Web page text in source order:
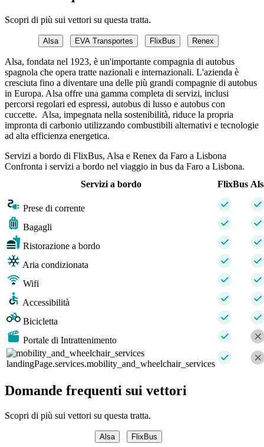
Scopri di più sui vettori su questa tratta.
Alsa EVA Transportes FlixBus Renex
Alsa, fondata nel 1923, è un'importante compagnia di autobus
spagnola che opera tratte nazionali e internazionali. L'azienda è
cresciuta fino a diventare una delle più grandi compagnie di autobus
in Europa. Alsa offre una gamma completa di servizi, inclusi
percorsi regolari ed espressi, autobus di lusso e autobus con
cuccette. Alsa, impegnata nella sostenibilità, riduce la propria
impronta di carbonio utilizzando combustibili alternativi e tecnologie
ad alta efficienza energetica.
Servizi a bordo di FlixBus, Alsa e Renex da Faro a Lisbona
Confronta i servizi a bordo nel viaggio in bus da Faro a Lisbona.
Servizi a bordo
FlixBus
Prese di corrente
Bagagli
Ristorazione a bordo
Aria condizionata
Wifi
Accessibilità
Bicicletta
Portale di Intrattenimento
landingPage.services.mobility_and_wheelchair_services
Domande frequenti sui vettori
Scopri di più sui vettori su questa tratta.
Alsa FlixBus